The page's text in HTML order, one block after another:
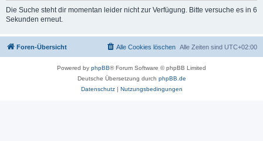
Die Suche steht dir momentan leider nicht zur Verfügung. Bitte versuche es in 6
Sekunden erneut.
Foren-Übersicht Alle Zeiten sind UTC+02:00
Alle Cookies löschen
Powered by phpBB® Forum Software © phpBB Limited
Deutsche Übersetzung durch phpBB.de
Datenschutz| Nutzungsbedingungen